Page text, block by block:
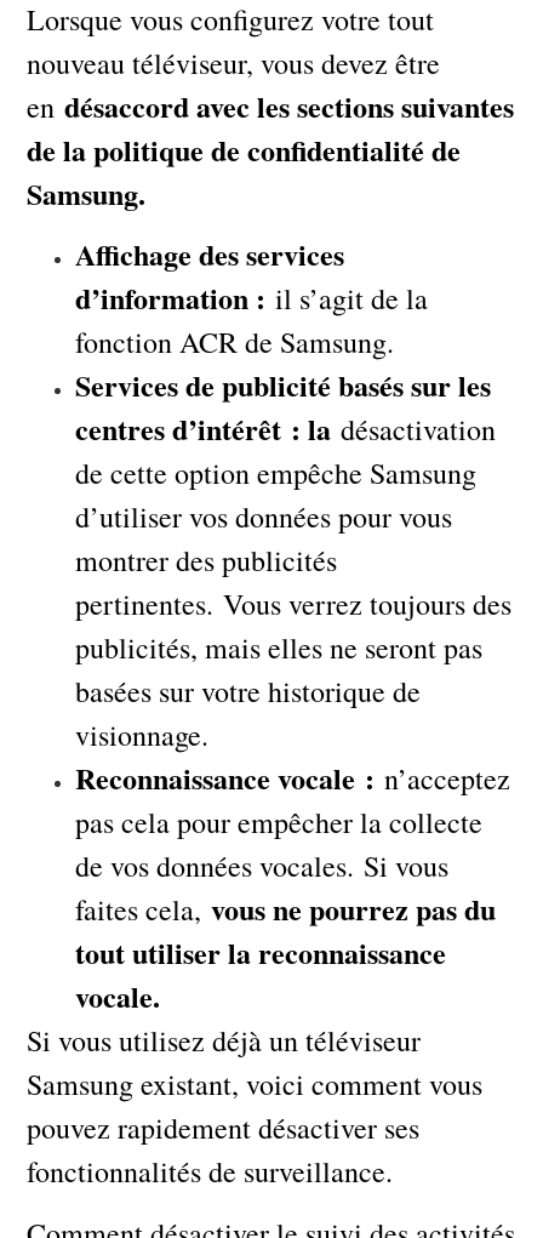
Lorsque vous configurez votre tout
nouveau téléviseur, vous devez être
endésaccord avec les sections suivantes
de la politique de confidentialité de
Samsung.
Affichage des services
d’information : il s’agit de la
fonction ACR de Samsung.
Services de publicité basés sur les
centres d’intérêt : la désactivation
de cette option empêche Samsung
d’utiliser vos données pour vous
montrer des publicités
pertinentes. Vous verrez toujours des
publicités, mais elles ne seront pas
basées sur votre historique de
visionnage.
Reconnaissance vocale : n’acceptez
pas cela pour empêcher la collecte
de vos données vocales. Si vous
faites cela,vous ne pourrez pas du
tout utiliser la reconnaissance
vocale.
Si vous utilisez déjà un téléviseur
Samsung existant, voici comment vous
pouvez rapidement désactiver ses
fonctionnalités de surveillance.